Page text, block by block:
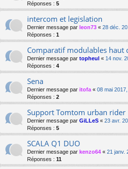
Réponses : 5
intercom et legislation
Dernier message par leon73 « 28 déc.
Réponses : 1
Comparatif modulables haut
Dernier message par topheul « 14 nov.
Réponses : 4
Sena
Dernier message par itofa « 08 mai 2017,
Réponses : 2
Support Tomtom urban rider
Dernier message par GiLLeS « 23 avr.
Réponses : 5
SCALA Q1 DUO
Dernier message par kenzo64 « 21 janv.
Réponses : 11